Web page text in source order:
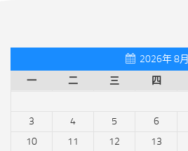
2026年 8月
一
二 三 四
3
4 5 6
10
11 12 13